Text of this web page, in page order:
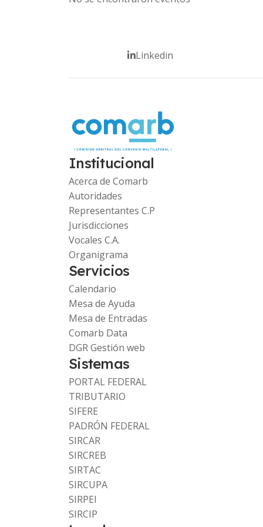
Linkedin
Institucional
Acerca de Comarb
Autoridades
Representantes C.P
Jurisdicciones
Vocales C.A.
Organigrama
Servicios
Calendario
Mesa de Ayuda
Mesa de Entradas
Comarb Data
DGR Gestión web
Sistemas
PORTAL FEDERAL
TRIBUTARIO
SIFERE
PADRÓN FEDERAL
SIRCAR
SIRCREB
SIRTAC
SIRCUPA
SIRPEI
SIRCIP